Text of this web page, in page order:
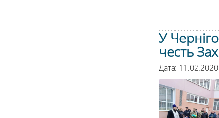
У
честь
Дата: